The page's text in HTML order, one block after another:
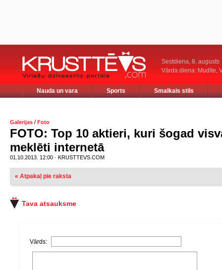
Sestdiena, 8. augusts
Vārda diena: Mudīte,
Nauda un vara Sports Smalkais stils
Galerijas /Foto
FOTO: Top 10 aktieri, kuri šogad
meklēti internetā
01.10.2013. 12:00 · KRUSTTEVS.COM
« Atpakaļ pie raksta
Tava atsauksme
Vārds: